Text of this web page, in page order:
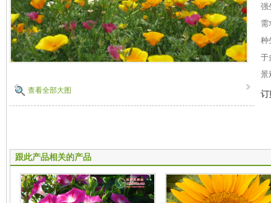
查看全部大图
强
需
种
于
景
订
跟此产品相关的产品